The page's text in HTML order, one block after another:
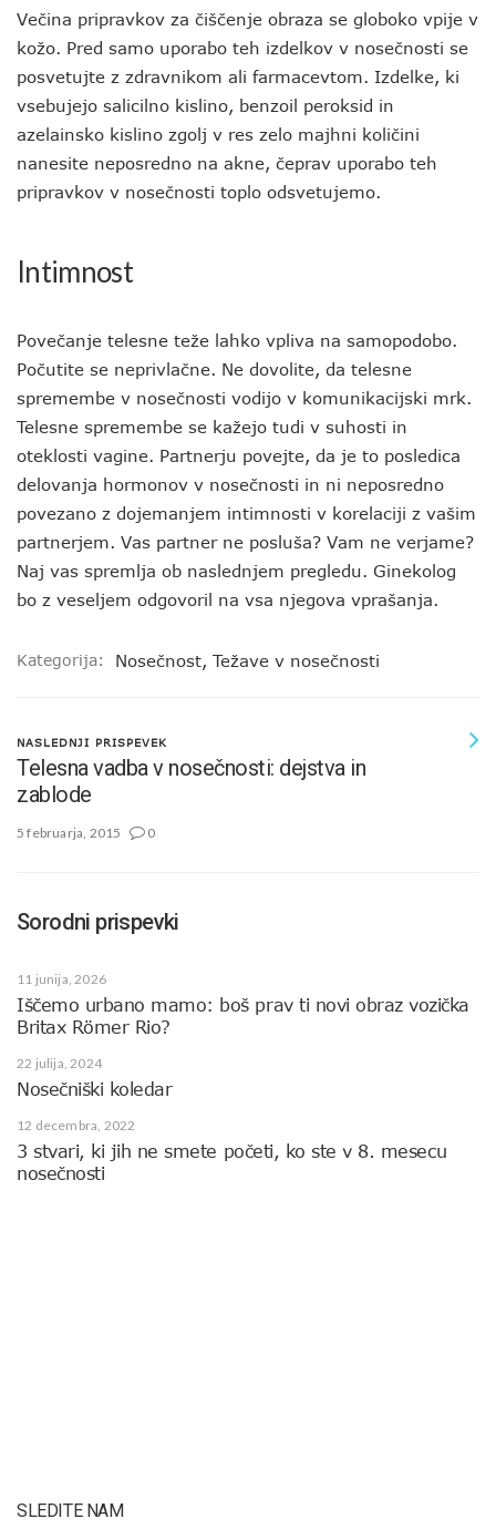
Večina pripravkov za čiščenje obraza se globoko vpije v
kožo. Pred samo uporabo teh izdelkov v nosečnosti se
posvetujte z zdravnikom ali farmacevtom. Izdelke, ki
vsebujejo salicilno kislino, benzoil peroksid in
azelainsko kislino zgolj v res zelo majhni količini
nanesite neposredno na akne, čeprav uporabo teh
pripravkov v nosečnosti toplo odsvetujemo.
Intimnost
Povečanje telesne teže lahko vpliva na samopodobo.
Počutite se neprivlačne. Ne dovolite, da telesne
spremembe v nosečnosti vodijo v komunikacijski mrk.
Telesne spremembe se kažejo tudi v suhosti in
oteklosti vagine. Partnerju povejte, da je to posledica
delovanja hormonov v nosečnosti in ni neposredno
povezano z dojemanjem intimnosti v korelaciji z vašim
partnerjem. Vas partner ne posluša? Vam ne verjame?
Naj vas spremlja ob naslednjem pregledu. Ginekolog
bo z veseljem odgovoril na vsa njegova vprašanja.
Kategorija: Nosečnost, Težave v nosečnosti
NASLEDNJI PRISPEVEK
Telesna vadba v nosečnosti: dejstva in
zablode
5 februarja, 2015 0
Sorodni prispevki
11 junija, 2026
Iščemo urbano mamo: boš prav ti novi obraz vozička
Britax Römer Rio?
22 julija, 2024
Nosečniški koledar
12 decembra, 2022
3 stvari, ki jih ne smete početi, ko ste v 8. mesecu
nosečnosti
SLEDITE NAM